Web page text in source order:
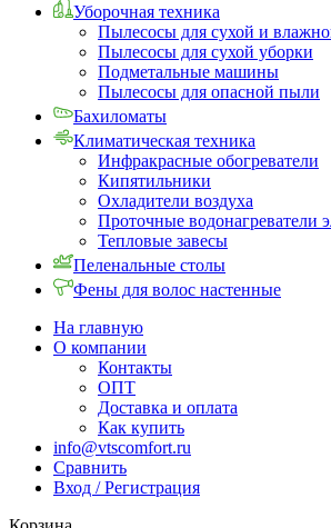
Уборочная техника
Пылесосы для сухой и
Пылесосы для сухой уборки
Подметальные машины
Пылесосы для опасной пыли
Бахиломаты
Климатическая техника
Инфракрасные обогреватели
Кипятильники
Охладители воздуха
Проточные водонагреватели
Тепловые завесы
Пеленальные столы
Фены для волос настенные
На главную
О компании
Контакты
ОПТ
Доставка и оплата
Как купить
info@vtscomfort.ru
Сравнить
Вход / Регистрация